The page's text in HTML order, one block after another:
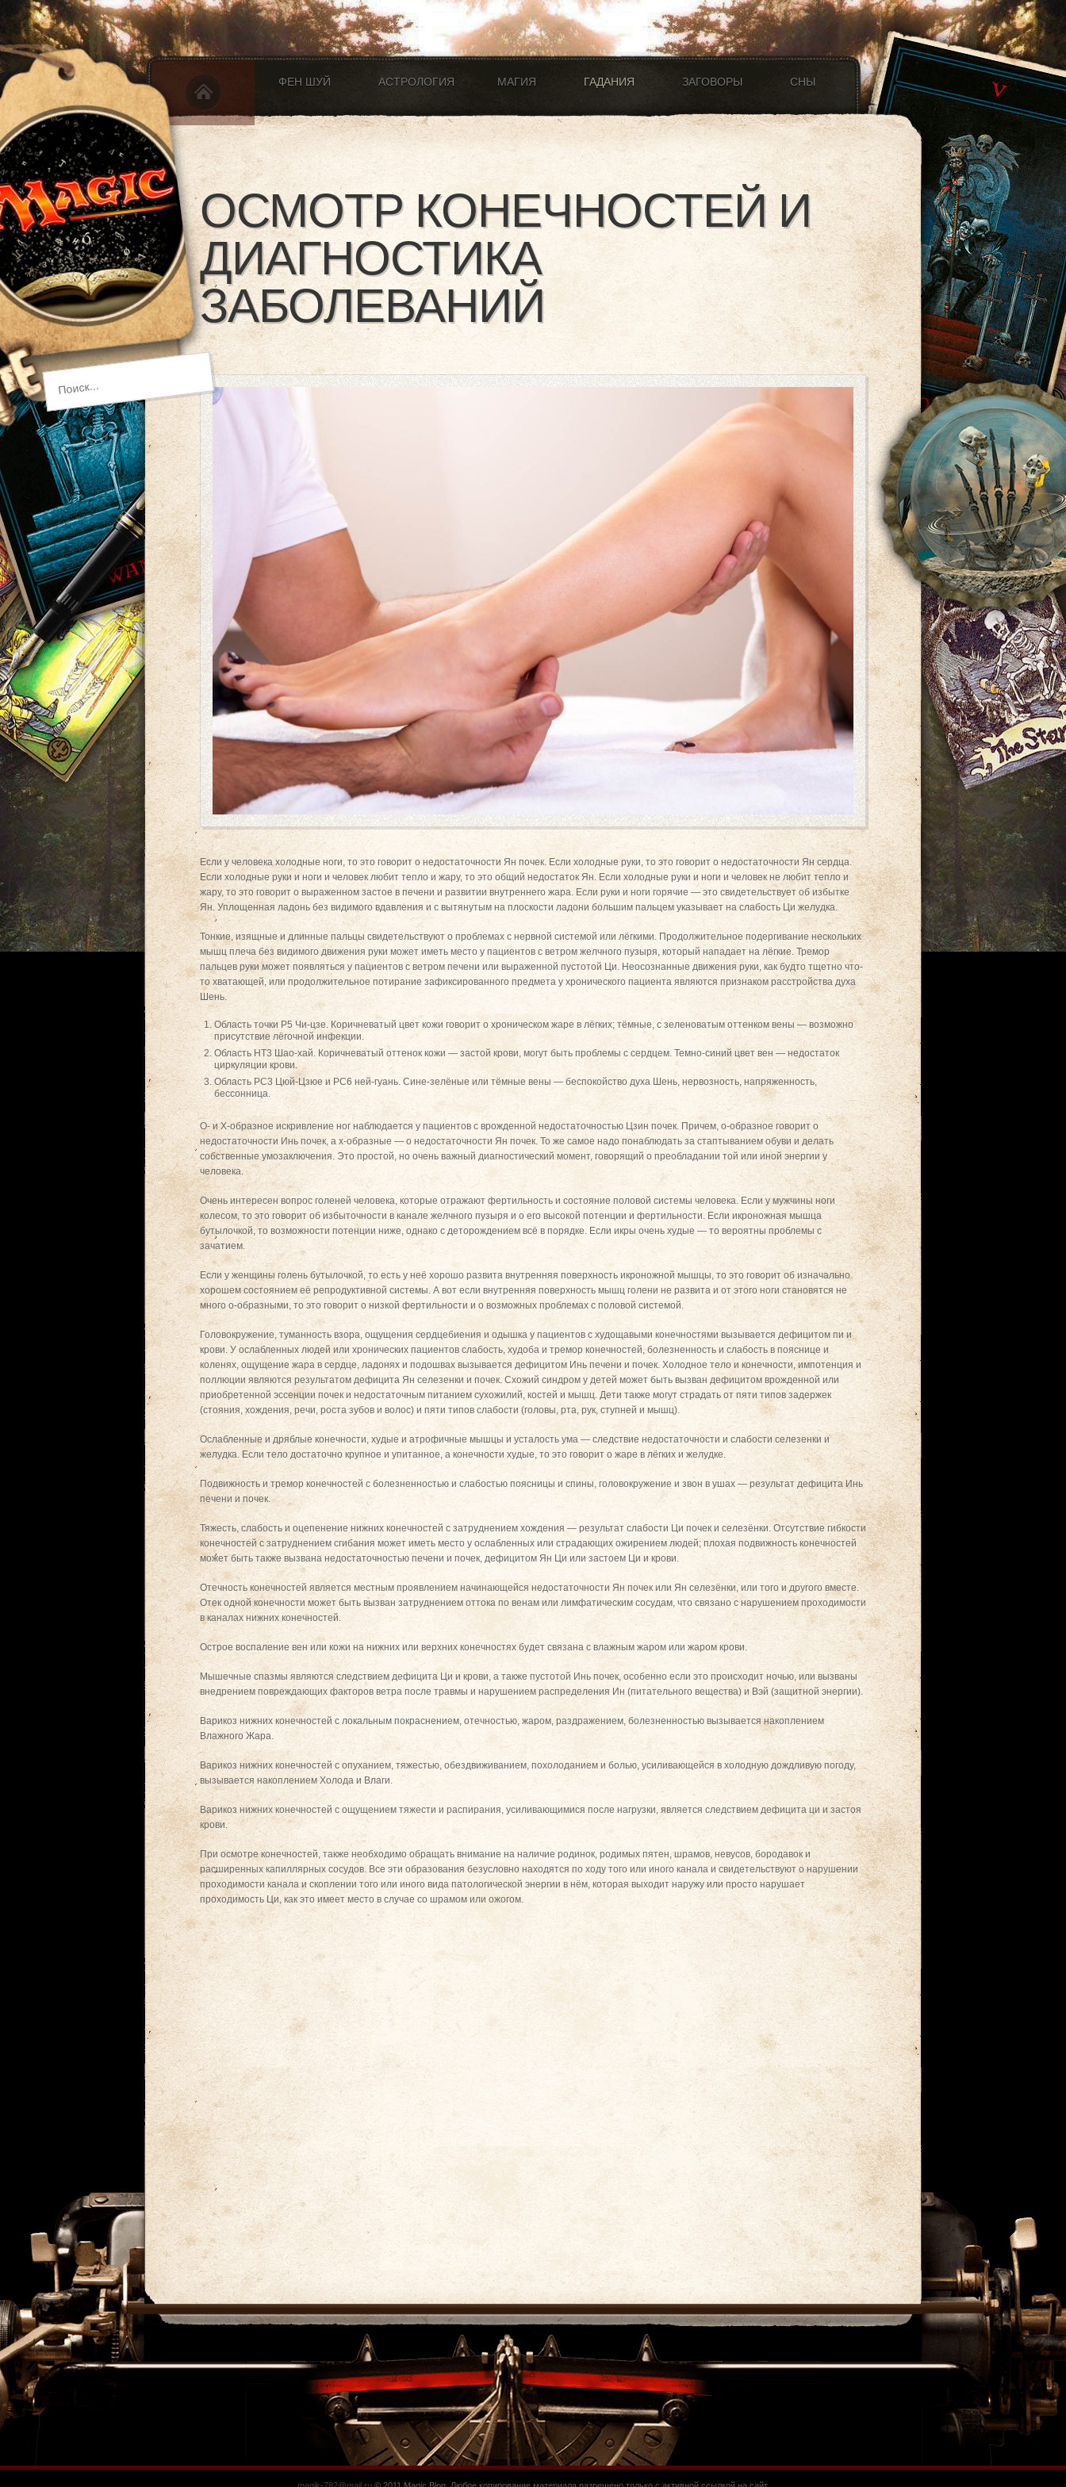
ФЕН ШУЙ АСТРОЛОГИЯ МАГИЯ ГАДАНИЯ ЗАГОВОРЫ СНЫ
ОСМОТР КОНЕЧНОСТЕЙ И
ДИАГНОСТИКА
ЗАБОЛЕВАНИЙ
Если у человека холодные ноги, то это говорит о недостаточности Ян почек. Если холодные руки, то это говорит о недостаточности Ян сердца.
Если холодные руки и ноги и человек любит тепло и жару, то это общий недостаток Ян. Если холодные руки и ноги и человек не любит тепло и
жару, то это говорит о выраженном застое в печени и развитии внутреннего жара. Если руки и ноги горячие — это свидетельствует об избытке
Ян. Уплощенная ладонь без видимого вдавления и с вытянутым на плоскости ладони большим пальцем указывает на слабость Ци желудка.
Тонкие, изящные и длинные пальцы свидетельствуют о проблемах с нервной системой или лёгкими. Продолжительное подергивание нескольких
мышц плеча без видимого движения руки может иметь место у пациентов с ветром желчного пузыря, который нападает на лёгкие. Тремор
пальцев руки может появляться у пациентов с ветром печени или выраженной пустотой Ци. Неосознанные движения руки, как будто тщетно что-
то хватающей, или продолжительное потирание зафиксированного предмета у хронического пациента являются признаком расстройства духа
Шень.
Область точки Р5 Чи-цзе. Коричневатый цвет кожи говорит о хроническом жаре в лёгких; тёмные, с зеленоватым оттенком вены — возможно
присутствие лёгочной инфекции.
Область НТ3 Шао-хай. Коричневатый оттенок кожи — застой крови, могут быть проблемы с сердцем. Темно-синий цвет вен — недостаток
циркуляции крови.
Область РС3 Цюй-Цзюе и РС6 ней-гуань. Сине-зелёные или тёмные вены — беспокойство духа Шень, нервозность, напряженность,
бессонница.
О- и Х-образное искривление ног наблюдается у пациентов с врожденной недостаточностью Цзин почек. Причем, о-образное говорит о
недостаточности Инь почек, а х-образные — о недостаточности Ян почек. То же самое надо понаблюдать за стаптыванием обуви и делать
собственные умозаключения. Это простой, но очень важный диагностический момент, говорящий о преобладании той или иной энергии у
человека.
Очень интересен вопрос голеней человека, которые отражают фертильность и состояние половой системы человека. Если у мужчины ноги
колесом, то это говорит об избыточности в канале желчного пузыря и о его высокой потенции и фертильности. Если икроножная мышца
бутылочкой, то возможности потенции ниже, однако с деторождением всё в порядке. Если икры очень худые — то вероятны проблемы с
зачатием.
Если у женщины голень бутылочкой, то есть у неё хорошо развита внутренняя поверхность икроножной мышцы, то это говорит об изначально
хорошем состоянием её репродуктивной системы. А вот если внутренняя поверхность мышц голени не развита и от этого ноги становятся не
много о-образными, то это говорит о низкой фертильности и о возможных проблемах с половой системой.
Головокружение, туманность взора, ощущения сердцебиения и одышка у пациентов с худощавыми конечностями вызывается дефицитом пи и
крови. У ослабленных людей или хронических пациентов слабость, худоба и тремор конечностей, болезненность и слабость в пояснице и
коленях, ощущение жара в сердце, ладонях и подошвах вызывается дефицитом Инь печени и почек. Холодное тело и конечности, импотенция и
поллюции являются результатом дефицита Ян селезенки и почек. Схожий синдром у детей может быть вызван дефицитом врожденной или
приобретенной эссенции почек и недостаточным питанием сухожилий, костей и мышц. Дети также могут страдать от пяти типов задержек
(стояния, хождения, речи, роста зубов и волос) и пяти типов слабости (головы, рта, рук, ступней и мышц).
Ослабленные и дряблые конечности, худые и атрофичные мышцы и усталость ума — следствие недостаточности и слабости селезенки и
желудка. Если тело достаточно крупное и упитанное, а конечности худые, то это говорит о жаре в лёгких и желудке.
Подвижность и тремор конечностей с болезненностью и слабостью поясницы и спины, головокружение и звон в ушах — результат дефицита Инь
печени и почек.
Тяжесть, слабость и оцепенение нижних конечностей с затруднением хождения — результат слабости Ци почек и селезёнки. Отсутствие гибкости
конечностей с затруднением сгибания может иметь место у ослабленных или страдающих ожирением людей; плохая подвижность конечностей
может быть также вызвана недостаточностью печени и почек, дефицитом Ян Ци или застоем Ци и крови.
Отечность конечностей является местным проявлением начинающейся недостаточности Ян почек или Ян селезёнки, или того и другого вместе.
Отек одной конечности может быть вызван затруднением оттока по венам или лимфатическим сосудам, что связано с нарушением проходимости
в каналах нижних конечностей.
Острое воспаление вен или кожи на нижних или верхних конечностях будет связана с влажным жаром или жаром крови.
Мышечные спазмы являются следствием дефицита Ци и крови, а также пустотой Инь почек, особенно если это происходит ночью, или вызваны
внедрением повреждающих факторов ветра после травмы и нарушением распределения Ин (питательного вещества) и Вэй (защитной энергии).
Варикоз нижних конечностей с локальным покраснением, отечностью, жаром, раздражением, болезненностью вызывается накоплением
Влажного Жара.
Варикоз нижних конечностей с опуханием, тяжестью, обездвиживанием, похолоданием и болью, усиливающейся в холодную дождливую погоду,
вызывается накоплением Холода и Влаги.
Варикоз нижних конечностей с ощущением тяжести и распирания, усиливающимися после нагрузки, является следствием дефицита ци и застоя
крови.
При осмотре конечностей, также необходимо обращать внимание на наличие родинок, родимых пятен, шрамов, невусов, бородавок и
расширенных капиллярных сосудов. Все эти образования безусловно находятся по ходу того или иного канала и свидетельствуют о нарушении
проходимости канала и скоплении того или иного вида патологической энергии в нём, которая выходит наружу или просто нарушает
проходимость Ци, как это имеет место в случае со шрамом или ожогом.